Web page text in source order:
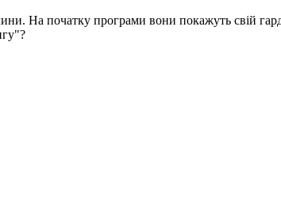
На початку програми вони покажуть свій